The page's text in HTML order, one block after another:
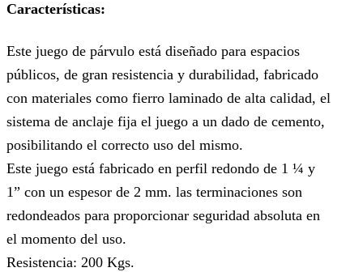
Características:
Este juego de párvulo está diseñado para espacios
públicos, de gran resistencia y durabilidad, fabricado
con materiales como fierro laminado de alta calidad, el
sistema de anclaje fija el juego a un dado de cemento,
posibilitando el correcto uso del mismo.
Este juego está fabricado en perfil redondo de 1 ¼ y
1” con un espesor de 2 mm. las terminaciones son
redondeados para proporcionar seguridad absoluta en
el momento del uso.
Resistencia: 200 Kgs.